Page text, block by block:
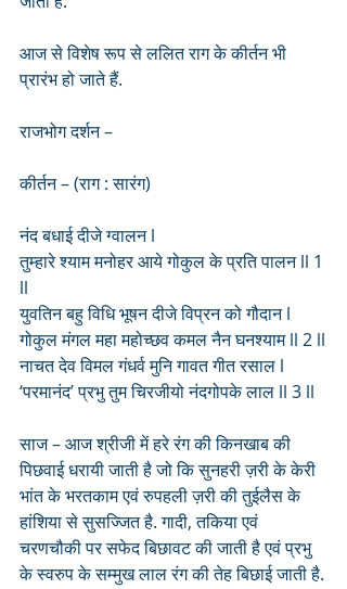
आज से विशेष रूप से ललित राग के कीर्तन भी
प्रारंभ हो जाते हैं.
राजभोग दर्शन –
कीर्तन – (राग : सारंग)
नंद बधाई दीजे ग्वालन l
तुम्हारे श्याम मनोहर आये गोकुल के प्रति पालन ll 1
ll
युवतिन बहु विधि भूषन दीजे विप्रन को गौदान l
गोकुल मंगल महा महोच्छव कमल नैन घनश्याम ll 2 ll
नाचत देव विमल गंधर्व मुनि गावत गीत रसाल l
‘परमानंद’ प्रभु तुम चिरजीयो नंदगोपके लाल ll 3 ll
साज – आज श्रीजी में हरे रंग की किनखाब की
पिछवाई धरायी जाती है जो कि सुनहरी ज़री के केरी
भांत के भरतकाम एवं रुपहली ज़री की तुईलैस के
हांशिया से सुसज्जित है. गादी, तकिया एवं
चरणचौकी पर सफेद बिछावट की जाती है एवं प्रभु
के स्वरुप के सम्मुख लाल रंग की तेह बिछाई जाती है.